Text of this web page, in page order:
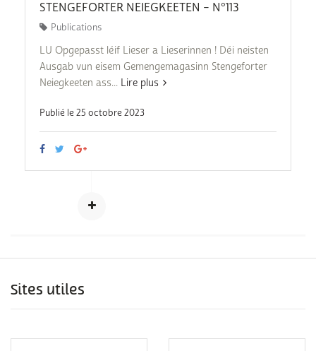
STENGEFORTER NEIEGKEETEN – N°113
Publications
LU Opgepasst léif Lieser a Lieserinnen ! Déi neisten
Ausgab vun eisem Gemengemagasinn Stengeforter
Neiegkeeten ass... Lire plus
Publié le 25 octobre 2023
Sites utiles